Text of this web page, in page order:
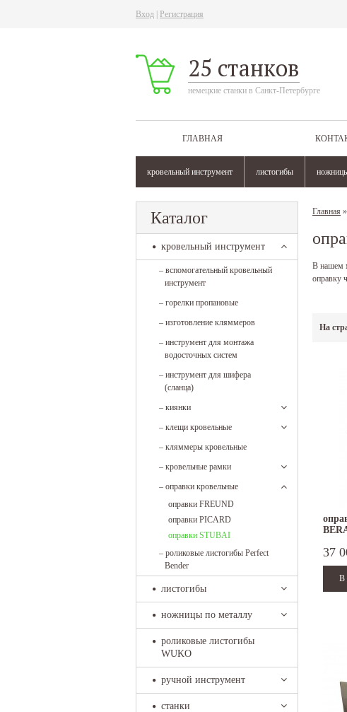
Вход Регистрация
25 станков
немецкие станки в Санкт-Петербурге
ГЛАВНАЯ
кровельный инструмент листогибы
Каталог
кровельный инструмент
– вспомогательный кровельный
инструмент
– горелки пропановые
– изготовление кляммеров
– инструмент для монтажа
водосточных систем
– инструмент для шифера
(сланца)
– киянки
– клещи кровельные
– кляммеры кровельные
– кровельные рамки
– оправки кровельные
оправки FREUND
оправки PICARD
оправки STUBAI
– роликовые листогибы Perfect
Bender
листогибы
ножницы по металлу
роликовые листогибы
WUKO
ручной инструмент
станки
Главная »
В нашем
оправку
На
37